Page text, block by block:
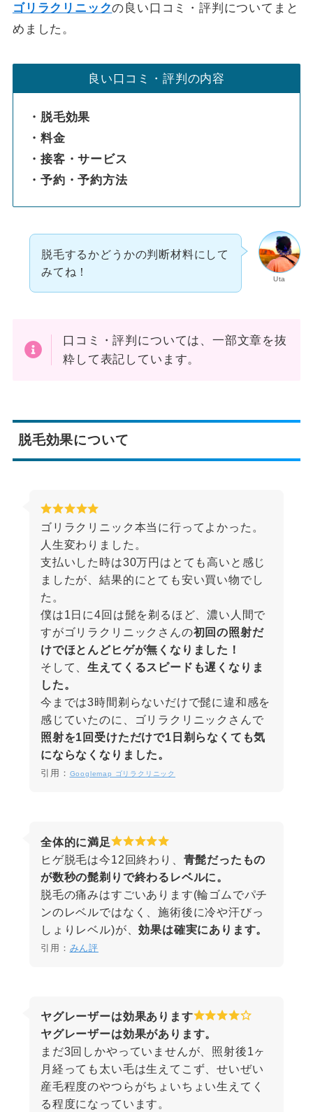
ゴリラクリニックの良い口コミ・評判についてまと
めました。
良い口コミ・評判の内容
・脱毛効果
・料金
・接客・サービス
・予約・予約方法
Uta
脱毛するかどうかの判断材料にして
みてね！
口コミ・評判については、一部文章を抜
粋して表記しています。
脱毛効果について
ゴリラクリニック本当に行ってよかった。
人生変わりました。
支払いした時は30万円はとても高いと感じ
ましたが、結果的にとても安い買い物でし
た。
僕は1日に4回は髭を剃るほど、濃い人間で
すがゴリラクリニックさんの初回の照射だ
けでほとんどヒゲが無くなりました！
そして、生えてくるスピードも遅くなりま
した。
今までは3時間剃らないだけで髭に違和感を
感じていたのに、ゴリラクリニックさんで
照射を1回受けただけで1日剃らなくても気
にならなくなりました。
引用： Googlemap ゴリラクリニック
全体的に満足
ヒゲ脱毛は今12回終わり、 青髭だったもの
が数秒の髭剃りで終わるレベルに。
脱毛の痛みはすごいあります(輪ゴムでパチ
ンのレベルではなく、施術後に冷や汗びっ
しょりレベル)が、効果は確実にあります。
引用： みん評
ヤグレーザーは効果あります
ヤグレーザーは効果があります。
まだ3回しかやっていませんが、照射後1ヶ
月経っても太い毛は生えてこず、せいぜい
産毛程度のやつらがちょいちょい生えてく
る程度になっています。